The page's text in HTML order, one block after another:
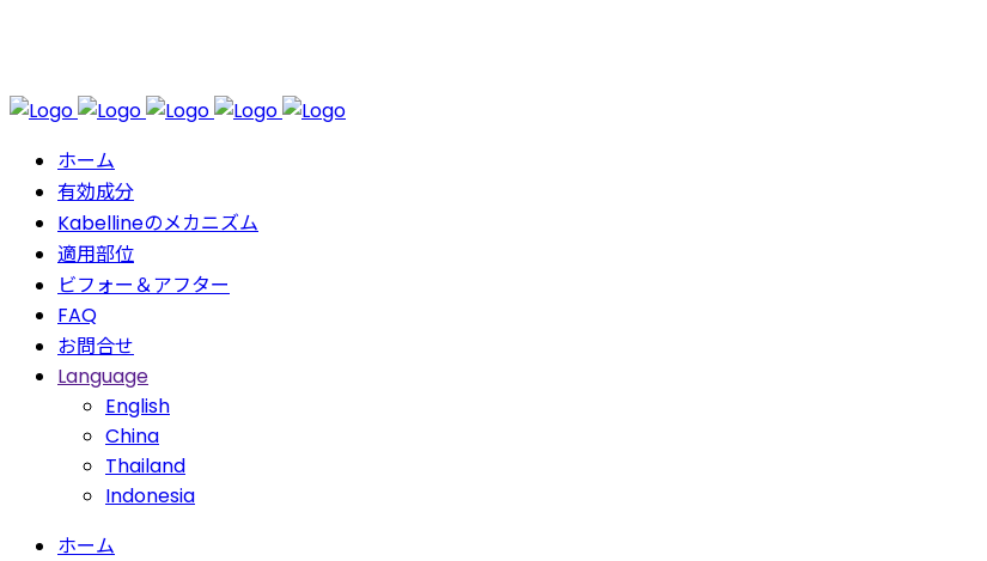
ホーム
有効成分
Kabellineのメカニズム
適用部位
ビフォー＆アフター
FAQ
お問合せ
Language
English
China
Thailand
Indonesia
ホーム